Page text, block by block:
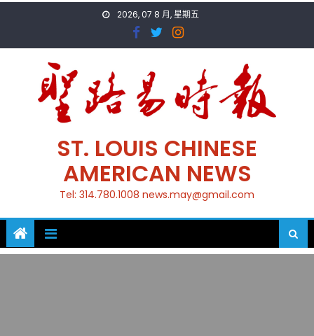
2026, 07 8 月, 星期五
ST. LOUIS CHINESE
AMERICAN NEWS
Tel: 314.780.1008 news.may@gmail.com